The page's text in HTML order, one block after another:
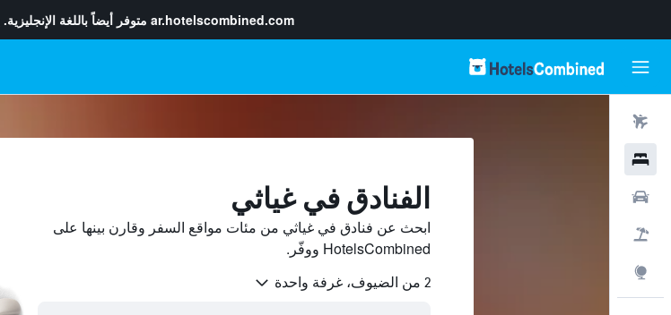
ar.hotelscombined.com متوفر أيضاً باللغة الإنجليزية.
الفنادق في غياثي
ابحث عن فنادق في غياثي من مئات مواقع السفر وقارن بينها على
HotelsCombined ووفّر.
2 من الضيوف، غرفة واحدة